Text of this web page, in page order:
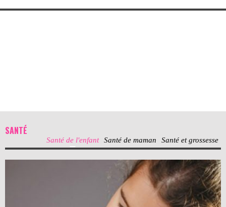
SANTÉ
Santé de l'enfant Santé de maman Santé et grossesse